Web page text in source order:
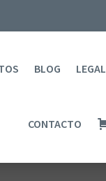
BLOG LEGAL
CONTACTO